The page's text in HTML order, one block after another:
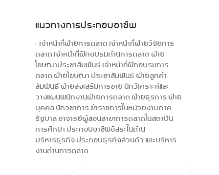
แนวทางการประกอบอาชีพ
- เจ้าหน้าที่ฝ่ายการตลาด เจ้าหน้าที่ฝ่ายวิจัยการ
ตลาด เจ้าหน้าที่ฝึกอบรมด้านการตลาด ฝ่าย
โฆษณาประชาสัมพันธ์ เจ้าหน้าที่ฝึกอบรมการ
ตลาด ฝ่ายโฆษณา ประชาสัมพันธ์ ฝ่ายลูกค้า
สัมพันธ์ ฝ่ายส่งเสริมการขาย นักวิเคราะห์และ
วางแผนพนักงานฝ่ายการตลาด ฝ่ายธุรการ ฝ่าย
บุคคล นักวิชาการ ข้าราชการในหน่วยงานภาค
รัฐบาล อาจารย์ผู้สอนสาขาการตลาดในสถาบัน
การศึกษา ประกอบอาชีพอิสระในด้าน
บริหารธุรกิจ ประกอบธุรกิจส่วนตัว และบริหาร
งานด้านการตลาด